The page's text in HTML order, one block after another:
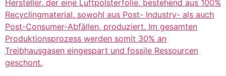
Hersteller, der eine Luftpolsterfolie, bestehend aus 100%
Recyclingmaterial, sowohl aus Post- Industry- als auch
Post-Consumer-Abfällen, produziert. Im gesamten
Produktionsprozess werden somit 30% an
Treibhausgasen eingespart und fossile Ressourcen
geschont.